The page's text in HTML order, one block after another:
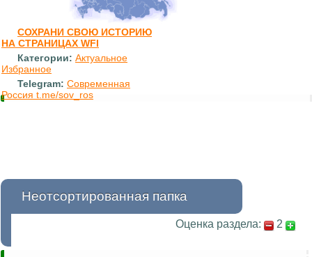
СОХРАНИ СВОЮ ИСТОРИЮ
НА СТРАНИЦАХ WFI
Категории: Актуальное
Избранное
Telegram: Современная
Россия t.me/sov_ros
Неотсортированная папка
Оценка раздела: 2